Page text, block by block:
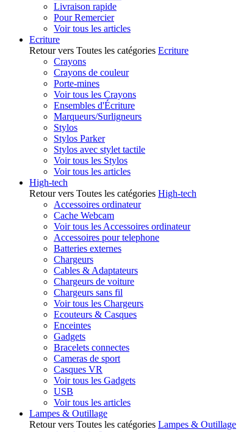
Livraison rapide
Pour Remercier
Voir tous les articles
Ecriture
Retour vers Toutes les catégories Ecriture
Crayons
Crayons de couleur
Porte-mines
Voir tous les Crayons
Ensembles d'Écriture
Marqueurs/Surligneurs
Stylos
Stylos Parker
Stylos avec stylet tactile
Voir tous les Stylos
Voir tous les articles
High-tech
Retour vers Toutes les catégories High-tech
Accessoires ordinateur
Cache Webcam
Voir tous les Accessoires ordinateur
Accessoires pour telephone
Batteries externes
Chargeurs
Cables & Adaptateurs
Chargeurs de voiture
Chargeurs sans fil
Voir tous les Chargeurs
Ecouteurs & Casques
Enceintes
Gadgets
Bracelets connectes
Cameras de sport
Casques VR
Voir tous les Gadgets
USB
Voir tous les articles
Lampes & Outillage
Retour vers Toutes les catégories Lampes & Outillage